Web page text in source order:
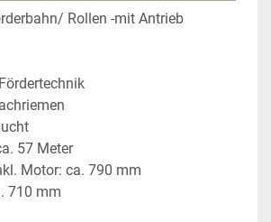
Rollen -mit Antrieb
57 Meter
Motor: ca. 790 mm
710 mm